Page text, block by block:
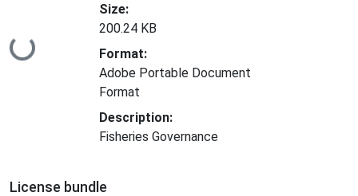
Loading...
Size:
200.24 KB
Format:
Adobe Portable Document
Format
Description:
Fisheries Governance
License bundle